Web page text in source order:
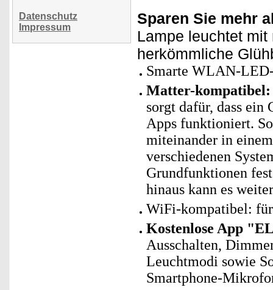
Datenschutz
Impressum
Sparen Sie mehr
Lampe leuchtet
herkömmliche
Smarte WLAN-
Matter-kompatibel:
sorgt dafür, dass ein
Apps funktioniert.
miteinander in
verschiedenen
Grundfunktionen
hinaus kann es
WiFi-kompatibel:
Kostenlose App
Ausschalten,
Leuchtmodi sowie
Smartphone-